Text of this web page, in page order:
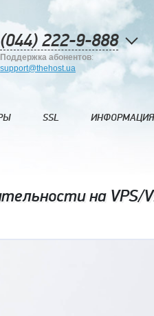
(044) 222-9-888
Поддержка абонентов:
support@thehost.ua
SSL ИНФОРМАЦИЯ
на VPS/